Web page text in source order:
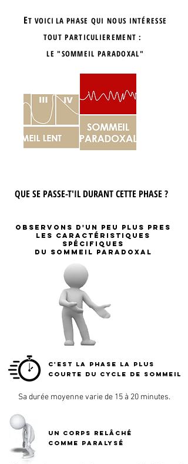
ET VOICI LA PHASE QUI NOUS INTÉRESSE
TOUT PARTICULIEREMENT :
LE "SOMMEIL PARADOXAL"
QUE SE PASSE-T'IL DURANT CETTE PHASE ?
OBSERVONS D'UN PEU PLUS PREs
les caractÉristiques
spÉcifiques
dU SOMMEIL PARADOXAL
C'EST LA PHASE LA PLUS
COURTE DU CYCLE DE SOMMEIL
Sa durée moyenne varie de 15 à 20 minutes.
UN CORPS RELÂCHÉ
comme paralysÉ